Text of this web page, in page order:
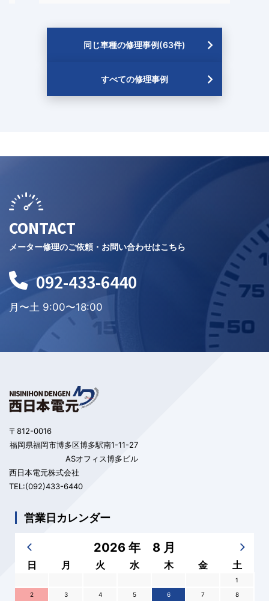
同じ車種の修理事例(63件)
すべての修理事例
CONTACT
メーター修理のご依頼・お問い合わせはこちら
092-433-6440
月〜土 9:00〜18:00
〒812-0016
福岡県福岡市博多区博多駅南1-11-27
ASオフィス博多ビル
西日本電元株式会社
TEL:(092)433-6440
営業日カレンダー
2026 年 8 月
日 月 火 水 木 金 土
1
2
3 4 5 6 7 8